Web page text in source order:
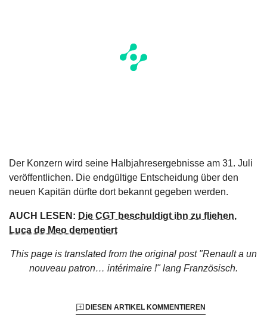
Der Konzern wird seine Halbjahresergebnisse am 31. Juli
veröffentlichen. Die endgültige Entscheidung über den
neuen Kapitän dürfte dort bekannt gegeben werden.
AUCH LESEN: Die CGT beschuldigt ihn zu fliehen,
Luca de Meo dementiert
This page is translated from the original post "Renault a un
nouveau patron… intérimaire !"lang Französisch.
DIESEN ARTIKEL KOMMENTIEREN